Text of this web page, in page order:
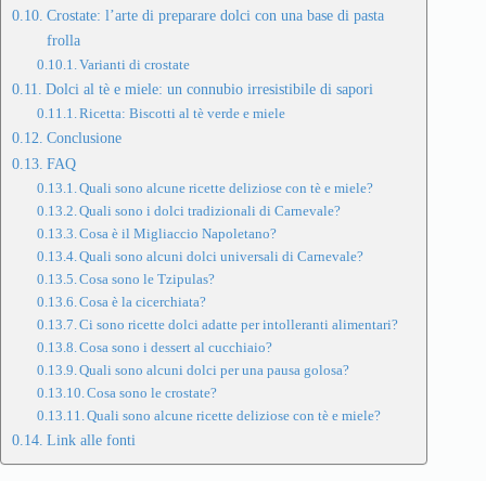
Crostate: l’arte di preparare dolci con una base di pasta
frolla
Varianti di crostate
Dolci al tè e miele: un connubio irresistibile di sapori
Ricetta: Biscotti al tè verde e miele
Conclusione
FAQ
Quali sono alcune ricette deliziose con tè e miele?
Quali sono i dolci tradizionali di Carnevale?
Cosa è il Migliaccio Napoletano?
Quali sono alcuni dolci universali di Carnevale?
Cosa sono le Tzipulas?
Cosa è la cicerchiata?
Ci sono ricette dolci adatte per intolleranti alimentari?
Cosa sono i dessert al cucchiaio?
Quali sono alcuni dolci per una pausa golosa?
Cosa sono le crostate?
Quali sono alcune ricette deliziose con tè e miele?
Link alle fonti